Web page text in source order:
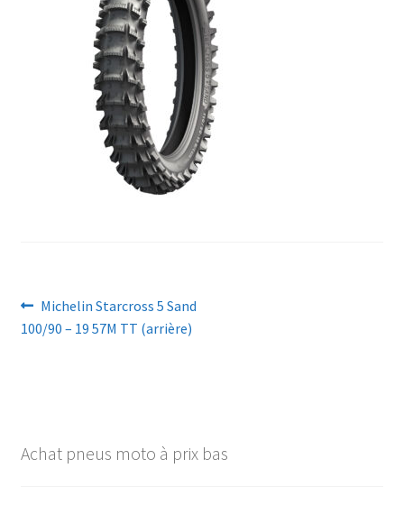
Navigation
de
Article
précédent :
Michelin Starcross 5 Sand
100/90 – 19 57M TT (arrière)
Achat pneus moto à prix bas